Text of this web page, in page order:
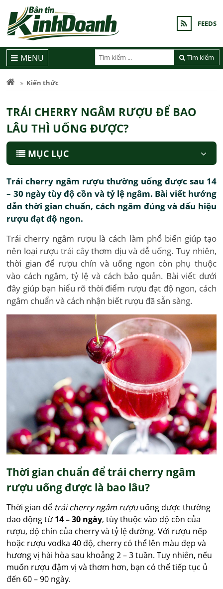
FEEDS
Tìm kiếm
MENU
Kiến thức
TRÁI CHERRY NGÂM RƯỢU ĐỂ BAO
LÂU THÌ UỐNG ĐƯỢC?
MỤC LỤC
Trái cherry ngâm rượu thường uống được sau 14
– 30 ngày tùy độ cồn và tỷ lệ ngâm. Bài viết hướng
dẫn thời gian chuẩn, cách ngâm đúng và dấu hiệu
rượu đạt độ ngon.
Trái cherry ngâm rượu là cách làm phổ biến giúp tạo
nên loại rượu trái cây thơm dịu và dễ uống. Tuy nhiên,
thời gian để rượu chín và uống ngon còn phụ thuộc
vào cách ngâm, tỷ lệ và cách bảo quản. Bài viết dưới
đây giúp bạn hiểu rõ thời điểm rượu đạt độ ngon, cách
ngâm chuẩn và cách nhận biết rượu đã sẵn sàng.
Thời gian chuẩn để trái cherry ngâm
rượu uống được là bao lâu?
Thời gian để trái cherry ngâm rượuuống được thường
dao động từ 14 – 30 ngày, tùy thuộc vào độ cồn của
rượu, độ chín của cherry và tỷ lệ đường. Với rượu nếp
hoặc rượu vodka 40 độ, cherry có thể lên màu đẹp và
hương vị hài hòa sau khoảng 2 – 3 tuần. Tuy nhiên, nếu
muốn rượu đậm vị và thơm hơn, bạn có thể tiếp tục ủ
đến 60 – 90 ngày.